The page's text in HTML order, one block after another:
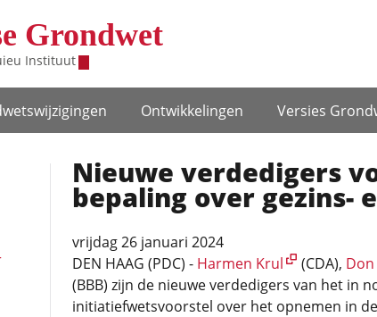
Grondwet
Instituut
Ontwikke­lingen Versies
Nieuwe verdedigers
bepaling over gezins-
vrijdag 26 januari 2024
DEN HAAG (PDC) - Harmen Krul (CDA),
(BBB) zijn de nieuwe verdedigers van het in
initiatiefwetsvoorstel over het opnemen in